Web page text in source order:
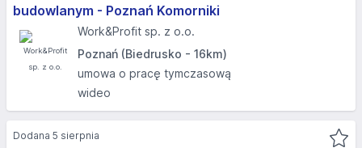
budowlanym - Poznań Komorniki
Work&Profit sp. z o.o.
Poznań (Biedrusko - 16km)
umowa o pracę tymczasową
wideo
Dodana 5 sierpnia